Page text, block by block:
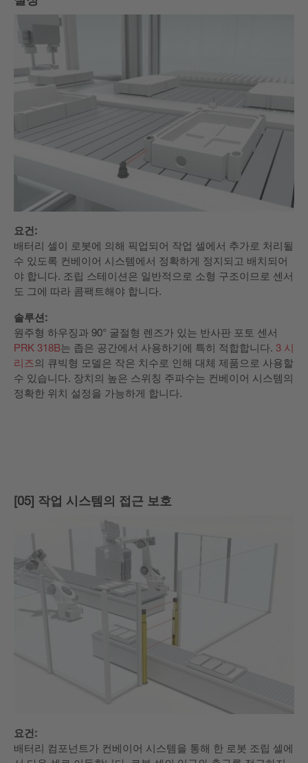
요건:
배터리 셀이 로봇에 의해 픽업되어 작업 셀에서 추가로 처리될
수 있도록 컨베이어 시스템에서 정확하게 정지되고 배치되어
야 합니다. 조립 스테이션은 일반적으로 소형 구조이므로 센서
도 그에 따라 콤팩트해야 합니다.
솔루션:
원주형 하우징과 90° 굴절형 렌즈가 있는 반사판 포토 센서
PRK 318B는 좁은 공간에서 사용하기에 특히 적합합니다. 3 시
리즈의 큐빅형 모델은 작은 치수로 인해 대체 제품으로 사용할
수 있습니다. 장치의 높은 스위칭 주파수는 컨베이어 시스템의
정확한 위치 설정을 가능하게 합니다.
[05] 작업 시스템의 접근 보호
요건:
배터리 컴포넌트가 컨베이어 시스템을 통해 한 로봇 조립 셀에